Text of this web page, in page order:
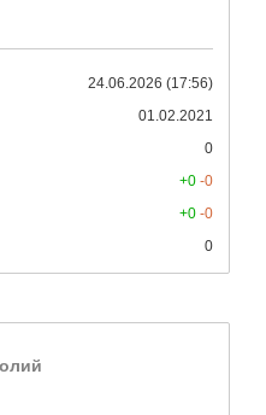
24.06.2026 (17:56)
01.02.2021
0
+0 -0
+0 -0
0